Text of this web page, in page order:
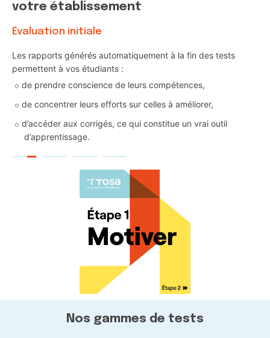
votre établissement
Évaluation initiale
Les rapports générés automatiquement à la fin des tests
permettent à vos étudiants :
de prendre conscience de leurs compétences,
de concentrer leurs efforts sur celles à améliorer,
d’accéder aux corrigés, ce qui constitue un vrai outil
d’apprentissage.
Nos gammes de tests